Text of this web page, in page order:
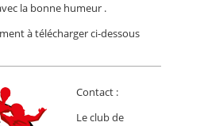
la bonne humeur .
à télécharger ci-dessous
Contact :
Le club de